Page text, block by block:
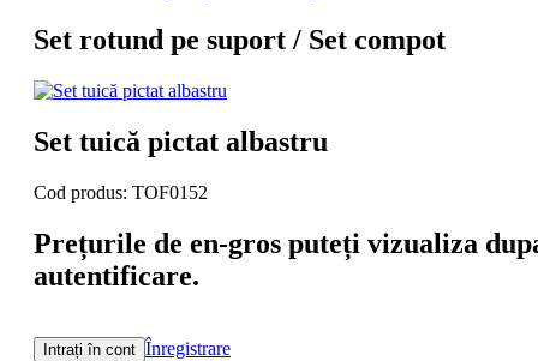
Set rotund pe suport / Set compot
Set tuică pictat albastru
Cod produs: TOF0152
Prețurile de en-gros puteți vizualiza
autentificare.
Intrați în cont Înregistrare